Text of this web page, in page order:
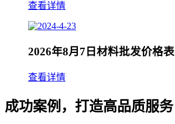
查看详情
2026年8月7日材料批发价格表
查看详情
成功案例，打造高品质服务